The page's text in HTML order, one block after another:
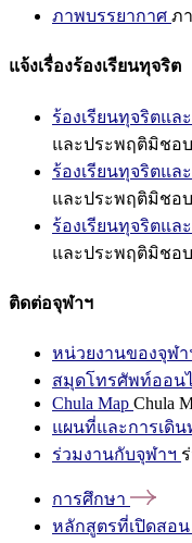
ภาพบรรยากาศ ภ
แจ้งเรื่องร้องเรียนทุจริต
ร้องเรียนทุจริตแ
และประพฤติมิชอ
ร้องเรียนทุจริตแ
และประพฤติมิชอ
ร้องเรียนทุจริตแ
และประพฤติมิชอ
ติดต่อจุฬาฯ
หน่วยงานของจุฬา
สมุดโทรศัพท์ออน
Chula Map Chula
แผนที่และการเดิน
ร่วมงานกับจุฬาฯ
การศึกษา
หลักสูตรที่เปิดสอน